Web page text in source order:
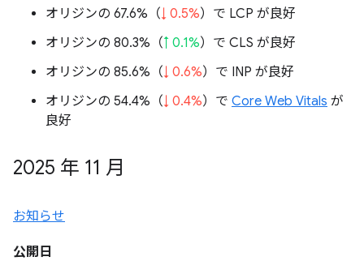
オリジンの 67.6%（↓ 0.5%）で LCP が良好
オリジンの 80.3%（↑ 0.1%）で CLS が良好
オリジンの 85.6%（↓ 0.6%）で INP が良好
オリジンの 54.4%（↓ 0.4%）で Core Web Vitals が
良好
2025 年 11 月
お知らせ
公開日